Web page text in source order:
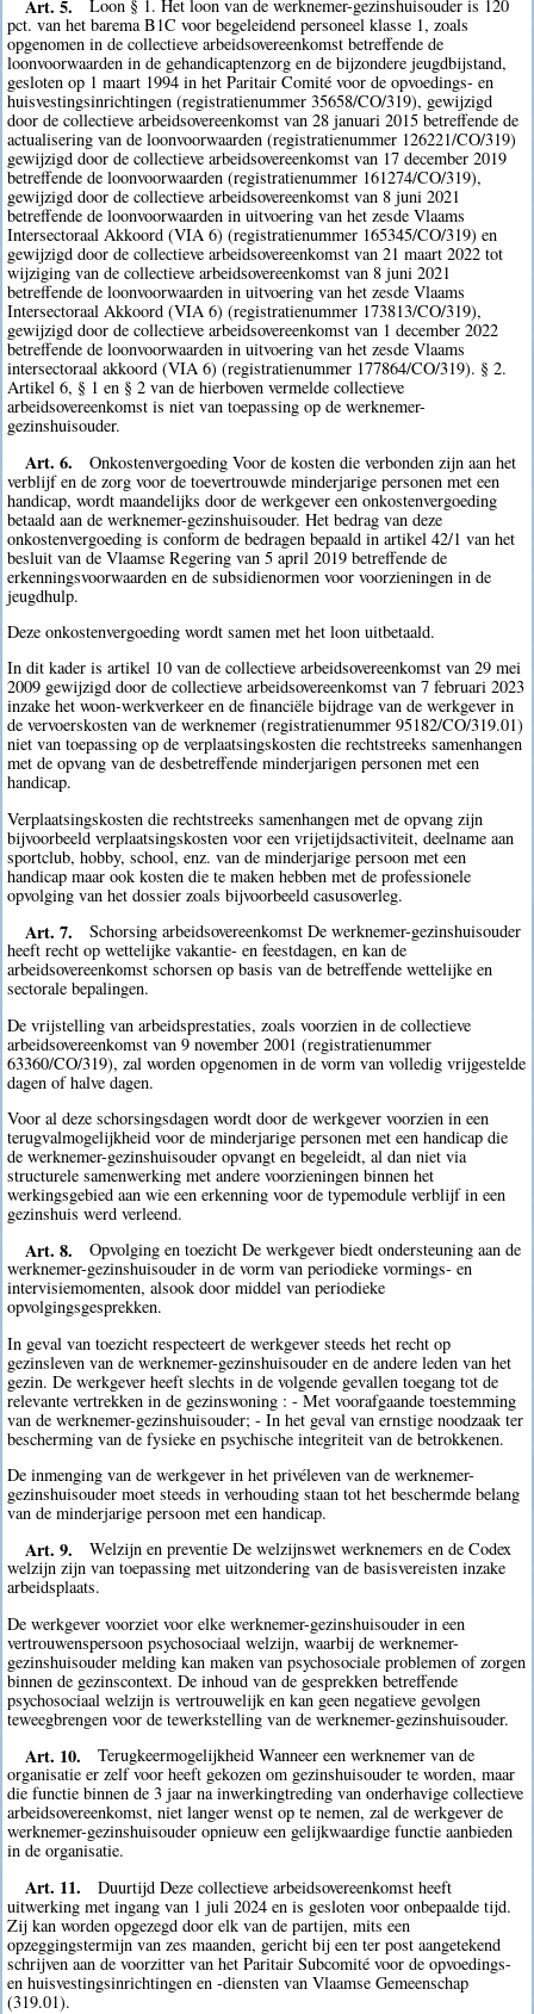
Art. 5.
Loon § 1. Het loon van de werknemer-gezinshuisouder is 120
pct. van het barema B1C voor begeleidend personeel klasse 1, zoals
opgenomen in de collectieve arbeidsovereenkomst betreffende de
loonvoorwaarden in de gehandicaptenzorg en de bijzondere jeugdbijstand,
gesloten op 1 maart 1994 in het Paritair Comité voor de opvoedings- en
huisvestingsinrichtingen (registratienummer 35658/CO/319), gewijzigd
door de collectieve arbeidsovereenkomst van 28 januari 2015 betreffende de
actualisering van de loonvoorwaarden (registratienummer 126221/CO/319)
gewijzigd door de collectieve arbeidsovereenkomst van 17 december 2019
betreffende de loonvoorwaarden (registratienummer 161274/CO/319),
gewijzigd door de collectieve arbeidsovereenkomst van 8 juni 2021
betreffende de loonvoorwaarden in uitvoering van het zesde Vlaams
Intersectoraal Akkoord (VIA 6) (registratienummer 165345/CO/319) en
gewijzigd door de collectieve arbeidsovereenkomst van 21 maart 2022 tot
wijziging van de collectieve arbeidsovereenkomst van 8 juni 2021
betreffende de loonvoorwaarden in uitvoering van het zesde Vlaams
Intersectoraal Akkoord (VIA 6) (registratienummer 173813/CO/319),
gewijzigd door de collectieve arbeidsovereenkomst van 1 december 2022
betreffende de loonvoorwaarden in uitvoering van het zesde Vlaams
intersectoraal akkoord (VIA 6) (registratienummer 177864/CO/319). § 2.
Artikel 6, § 1 en § 2 van de hierboven vermelde collectieve
arbeidsovereenkomst is niet van toepassing op de werknemer-
gezinshuisouder.
Art. 6.
Onkostenvergoeding Voor de kosten die verbonden zijn aan het
verblijf en de zorg voor de toevertrouwde minderjarige personen met een
handicap, wordt maandelijks door de werkgever een onkostenvergoeding
betaald aan de werknemer-gezinshuisouder. Het bedrag van deze
onkostenvergoeding is conform de bedragen bepaald in artikel 42/1 van het
besluit van de Vlaamse Regering van 5 april 2019 betreffende de
erkenningsvoorwaarden en de subsidienormen voor voorzieningen in de
jeugdhulp.
Deze onkostenvergoeding wordt samen met het loon uitbetaald.
In dit kader is artikel 10 van de collectieve arbeidsovereenkomst van 29 mei
2009 gewijzigd door de collectieve arbeidsovereenkomst van 7 februari 2023
inzake het woon-werkverkeer en de financiële bijdrage van de werkgever in
de vervoerskosten van de werknemer (registratienummer 95182/CO/319.01)
niet van toepassing op de verplaatsingskosten die rechtstreeks samenhangen
met de opvang van de desbetreffende minderjarigen personen met een
handicap.
Verplaatsingskosten die rechtstreeks samenhangen met de opvang zijn
bijvoorbeeld verplaatsingskosten voor een vrijetijdsactiviteit, deelname aan
sportclub, hobby, school, enz. van de minderjarige persoon met een
handicap maar ook kosten die te maken hebben met de professionele
opvolging van het dossier zoals bijvoorbeeld casusoverleg.
Art. 7.
Schorsing arbeidsovereenkomst De werknemer-gezinshuisouder
heeft recht op wettelijke vakantie- en feestdagen, en kan de
arbeidsovereenkomst schorsen op basis van de betreffende wettelijke en
sectorale bepalingen.
De vrijstelling van arbeidsprestaties, zoals voorzien in de collectieve
arbeidsovereenkomst van 9 november 2001 (registratienummer
63360/CO/319), zal worden opgenomen in de vorm van volledig vrijgestelde
dagen of halve dagen.
Voor al deze schorsingsdagen wordt door de werkgever voorzien in een
terugvalmogelijkheid voor de minderjarige personen met een handicap die
de werknemer-gezinshuisouder opvangt en begeleidt, al dan niet via
structurele samenwerking met andere voorzieningen binnen het
werkingsgebied aan wie een erkenning voor de typemodule verblijf in een
gezinshuis werd verleend.
Art. 8.
Opvolging en toezicht De werkgever biedt ondersteuning aan de
werknemer-gezinshuisouder in de vorm van periodieke vormings- en
intervisiemomenten, alsook door middel van periodieke
opvolgingsgesprekken.
In geval van toezicht respecteert de werkgever steeds het recht op
gezinsleven van de werknemer-gezinshuisouder en de andere leden van het
gezin. De werkgever heeft slechts in de volgende gevallen toegang tot de
relevante vertrekken in de gezinswoning : - Met voorafgaande toestemming
van de werknemer-gezinshuisouder; - In het geval van ernstige noodzaak ter
bescherming van de fysieke en psychische integriteit van de betrokkenen.
De inmenging van de werkgever in het privéleven van de werknemer-
gezinshuisouder moet steeds in verhouding staan tot het beschermde belang
van de minderjarige persoon met een handicap.
Art. 9.
Welzijn en preventie De welzijnswet werknemers en de Codex
welzijn zijn van toepassing met uitzondering van de basisvereisten inzake
arbeidsplaats.
De werkgever voorziet voor elke werknemer-gezinshuisouder in een
vertrouwenspersoon psychosociaal welzijn, waarbij de werknemer-
gezinshuisouder melding kan maken van psychosociale problemen of zorgen
binnen de gezinscontext. De inhoud van de gesprekken betreffende
psychosociaal welzijn is vertrouwelijk en kan geen negatieve gevolgen
teweegbrengen voor de tewerkstelling van de werknemer-gezinshuisouder.
Art. 10.
Terugkeermogelijkheid Wanneer een werknemer van de
organisatie er zelf voor heeft gekozen om gezinshuisouder te worden, maar
die functie binnen de 3 jaar na inwerkingtreding van onderhavige collectieve
arbeidsovereenkomst, niet langer wenst op te nemen, zal de werkgever de
werknemer-gezinshuisouder opnieuw een gelijkwaardige functie aanbieden
in de organisatie.
Art. 11.
Duurtijd Deze collectieve arbeidsovereenkomst heeft
uitwerking met ingang van 1 juli 2024 en is gesloten voor onbepaalde tijd.
Zij kan worden opgezegd door elk van de partijen, mits een
opzeggingstermijn van zes maanden, gericht bij een ter post aangetekend
schrijven aan de voorzitter van het Paritair Subcomité voor de opvoedings-
en huisvestingsinrichtingen en -diensten van Vlaamse Gemeenschap
(319.01).